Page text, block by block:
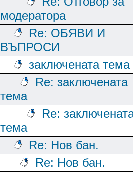
модератора
Re: ОБЯВИ И
ВЪПРОСИ
заключената тема
Re: заключената
тема
Re:
тема
Re: Нов бан.
Re: Нов бан.